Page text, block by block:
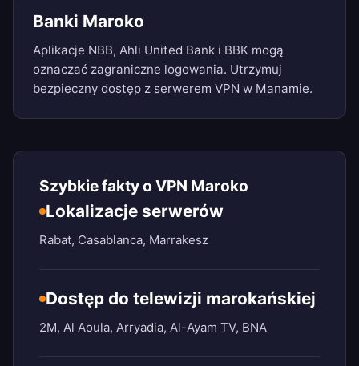
Banki Maroko
Aplikacje NBB, Ahli United Bank i BBK mogą
oznaczać zagraniczne logowania. Utrzymuj
bezpieczny dostęp z serwerem VPN w Manamie.
Szybkie fakty o VPN Maroko
Lokalizacje serwerów
Rabat, Casablanca, Marrakesz
Dostęp do telewizji marokańskiej
2M, Al Aoula, Arryadia, Al-Ayam TV, BNA